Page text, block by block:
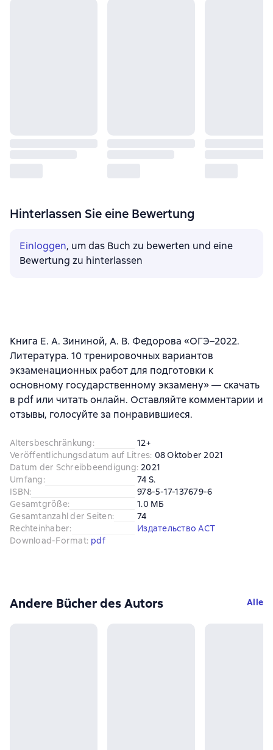
Hinterlassen Sie eine Bewertung
Einloggen, um das Buch zu bewerten und eine
Bewertung zu hinterlassen
Книга Е. А. Зининой, А. В. Федорова «ОГЭ–2022.
Литература. 10 тренировочных вариантов
экзаменационных работ для подготовки к
основному государственному экзамену» — скачать
в pdf или читать онлайн. Оставляйте комментарии и
отзывы, голосуйте за понравившиеся.
Altersbeschränkung:
12+
Veröffentlichungsdatum auf Litres: 08 Oktober 2021
Datum der Schreibbeendigung: 2021
Umfang:
74 S.
ISBN:
978-5-17-137679-6
Gesamtgröße:
1.0 МБ
Gesamtanzahl der Seiten:
74
Rechteinhaber:
Издательство АСТ
Download-Format: pdf
Andere Bücher des Autors Alle